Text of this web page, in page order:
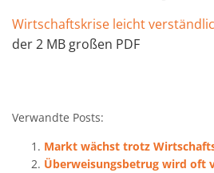
Wirtschaftskrise leicht
der 2 MB großen PDF
Verwandte Posts:
Markt wächst trotz
Überweisungsbetrug wird oft